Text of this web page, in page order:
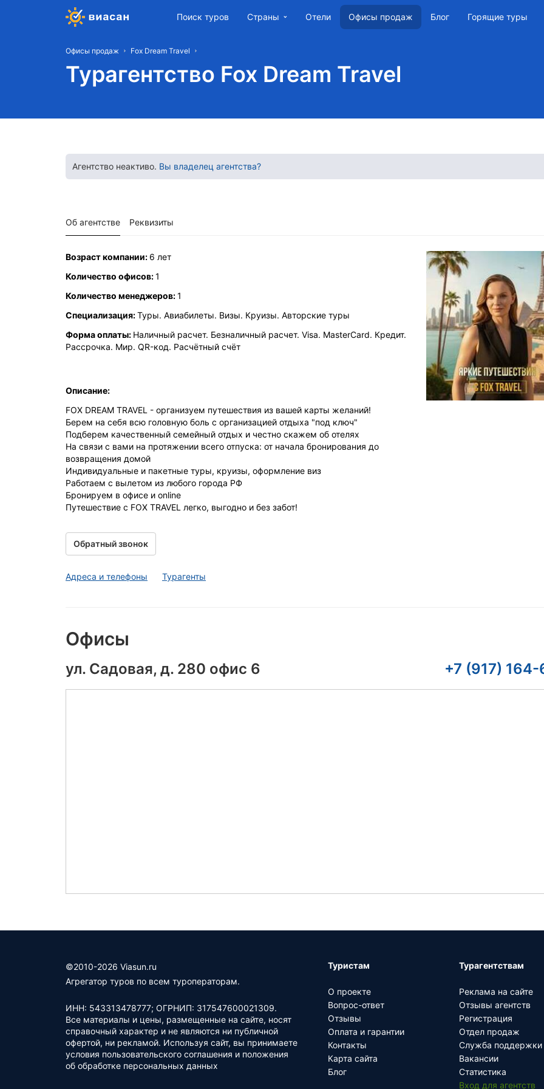
Поиск туров Страны Отели Офисы продаж Блог Горящие туры
Офисы продаж Fox Dream Travel
Турагентство Fox Dream Travel
Агентство неактиво. Вы владелец агентства?
Об агентстве Реквизиты
Возраст компании: 6 лет
Количество офисов:1
Количество менеджеров:1
Специализация:Туры. Авиабилеты. Визы. Круизы. Авторские туры
Форма оплаты: Наличный расчет. Безналичный расчет. Visa. MasterCard. Кредит.
Рассрочка. Мир. QR-код. Расчётный счёт
Описание:
FOX DREAM TRAVEL - организуем путешествия из вашей карты желаний!
Берем на себя всю головную боль с организацией отдыха "под ключ"
Подберем качественный семейный отдых и честно скажем об отелях
На связи с вами на протяжении всего отпуска: от начала бронирования до
возвращения домой
Индивидуальные и пакетные туры, круизы, оформление виз
Работаем с вылетом из любого города РФ
Бронируем в офисе и online
Путешествие с FOX TRAVEL легко, выгодно и без забот!
Обратный звонок
Адреса и телефоны Турагенты
Офисы
ул. Садовая, д. 280 офис 6 +7 (917) 164-
©2010-2026 Viasun.ru
Агрегатор туров по всем туроператорам.
ИНН: 543313478777; ОГРНИП: 317547600021309.
Все материалы и цены, размещенные на сайте, носят
справочный характер и не являются ни публичной
офертой, ни рекламой. Используя сайт, вы принимаете
условия пользовательского соглашения и положения
об обработке персональных данных
Туристам
О проекте
Вопрос-ответ
Отзывы
Оплата и гарантии
Контакты
Карта сайта
Блог
Турагентствам
Реклама на сайте
Отзывы агентств
Регистрация
Отдел продаж
Служба поддержки
Вакансии
Статистика
Вход для агентств